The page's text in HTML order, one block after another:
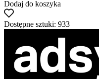
Dodaj do koszyka
Dostępne sztuki: 933